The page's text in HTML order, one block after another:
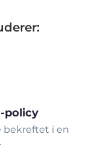
policy
bekreftet i en